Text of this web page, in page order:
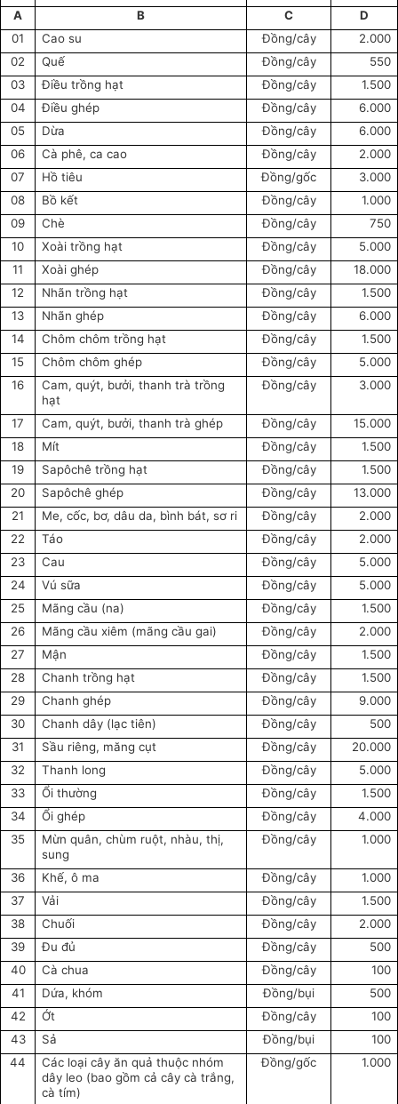
A
B C
D
01
Cao su Đồng/cây
2.000
02
Quế Đồng/cây
550
03
Điều trồng hạt Đồng/cây
1.500
04
Điều ghép Đồng/cây
6.000
05
Dừa Đồng/cây
6.000
06
Cà phê, ca cao Đồng/cây
2.000
07
Hồ tiêu Đồng/gốc
3.000
08
Bồ kết Đồng/cây
1.000
09
Chè Đồng/cây
750
10
Xoài trồng hạt Đồng/cây
5.000
11
Xoài ghép Đồng/cây
18.000
12
Nhãn trồng hạt Đồng/cây
1.500
13
Nhãn ghép Đồng/cây
6.000
14
Chôm chôm trồng hạt Đồng/cây
1.500
15
Chôm chôm ghép Đồng/cây
5.000
16
Cam, quýt, bưởi, thanh trà trồng
hạt
Đồng/cây 3.000
17 Cam, quýt, bưởi, thanh trà ghép Đồng/cây
15.000
18
Mít Đồng/cây
1.500
19
Sapôchê trồng hạt Đồng/cây
1.500
20
Sapôchê ghép Đồng/cây
13.000
21
Me, cốc, bơ, dâu da, bình bát, sơ ri Đồng/cây
2.000
22
Táo Đồng/cây
2.000
23
Cau Đồng/cây
5.000
24
Vú sữa Đồng/cây
5.000
25
Mãng cầu (na) Đồng/cây
1.500
26
Mãng cầu xiêm (mãng cầu gai) Đồng/cây
2.000
27
Mận Đồng/cây
1.500
28
Chanh trồng hạt Đồng/cây
1.500
29
Chanh ghép Đồng/cây
9.000
30
Chanh dây (lạc tiên) Đồng/cây
500
31
Sầu riêng, măng cụt Đồng/cây
20.000
32
Thanh long Đồng/cây
5.000
33
Ổi thường Đồng/cây
1.500
34
Ổi ghép Đồng/cây
4.000
35
Mừn quân, chùm ruột, nhàu, thị,
sung
Đồng/cây 1.000
36 Khế, ô ma Đồng/cây
1.000
37
Vải Đồng/cây
1.500
38
Chuối Đồng/cây
2.000
39
Đu đủ Đồng/cây
500
40
Cà chua Đồng/cây
100
41
Dứa, khóm Đồng/bụi
500
42
Ớt Đồng/cây
100
43
Sả Đồng/bụi
100
44
Các loại cây ăn quả thuộc nhóm
dây leo (bao gồm cả cây cà trắng,
cà tím)
Đồng/gốc 1.000